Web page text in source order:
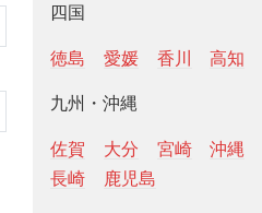
四国
徳島 愛媛 香川 高知
九州・沖縄
佐賀 大分 宮崎 沖縄
長崎
鹿児島